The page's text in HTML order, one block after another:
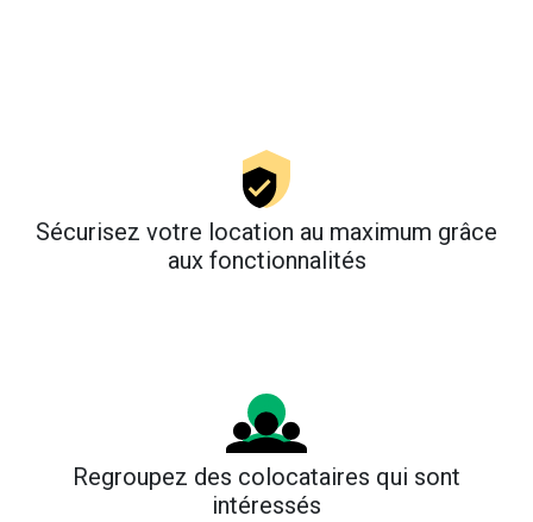
Sécurisez votre location au maximum grâce
aux fonctionnalités
Regroupez des colocataires qui sont
intéressés